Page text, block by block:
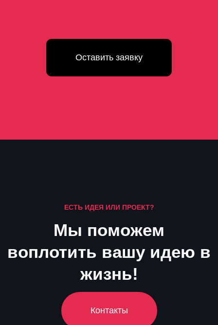
Оставить заявку
ЕСТЬ ИДЕЯ ИЛИ ПРОЕКТ?
Мы поможем
воплотить вашу идею в
жизнь!
Контакты